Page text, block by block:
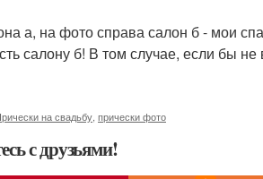
а, на фото справа салон б - мои
салону б! В том случае, если бы
на свадьбу прически фото
с друзьями!